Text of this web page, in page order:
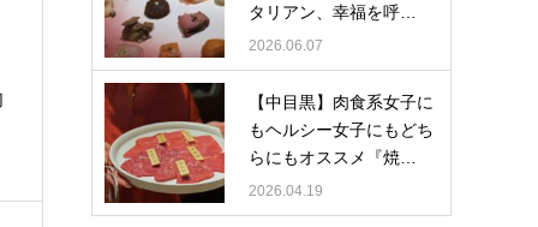
タリアン、幸福を呼…
2026.06.07
【中目黒】肉食系女子に
もヘルシー女子にもどち
らにもオススメ『焼…
2026.04.19